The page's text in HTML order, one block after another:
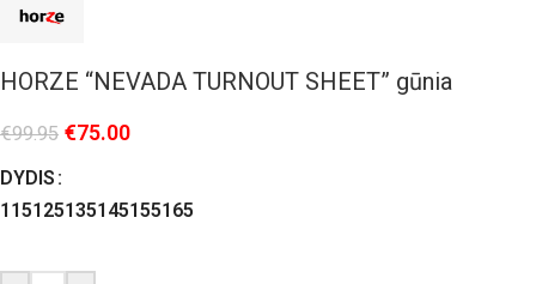
HORZE “NEVADA TURNOUT SHEET” gūnia
€99.95 €75.00
DYDIS
115125135145155165